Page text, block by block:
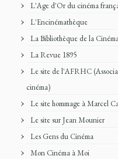
L'Age d'Or du cinéma
L'Encinémathèque
La Bibliothèque de la
La Revue 1895
Le site de l'AFRHC
cinéma)
Le site hommage à Marcel
Le site sur Jean Mounier
Les Gens du Cinéma
Mon Cinéma à Moi